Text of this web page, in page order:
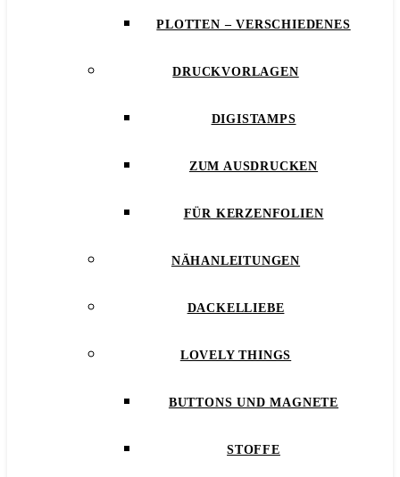
PLOTTEN – VERSCHIEDENES
DRUCKVORLAGEN
DIGISTAMPS
ZUM AUSDRUCKEN
FÜR KERZENFOLIEN
NÄHANLEITUNGEN
DACKELLIEBE
LOVELY THINGS
BUTTONS UND MAGNETE
STOFFE